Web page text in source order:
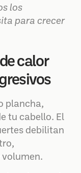
los
para crecer
calor
plancha,
tu cabello. El
debilitan
volumen.